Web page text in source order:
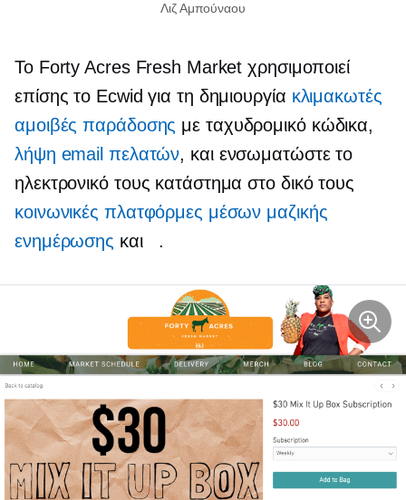
Λιζ Αμπούναου
Το Forty Acres Fresh Market χρησιμοποιεί
επίσης το Ecwid για τη δημιουργία κλιμακωτές
αμοιβές παράδοσης με ταχυδρομικό κώδικα,
λήψη email πελατών, και ενσωματώστε το
ηλεκτρονικό τους κατάστημα στο δικό τους
κοινωνικές πλατφόρμες μέσων μαζικής
ενημέρωσης και .